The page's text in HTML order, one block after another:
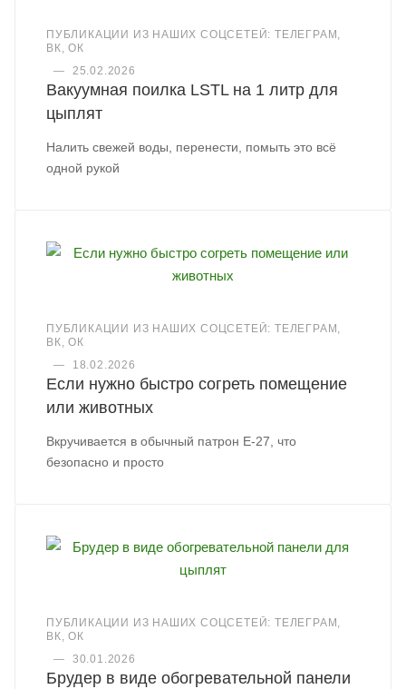
ПУБЛИКАЦИИ ИЗ НАШИХ СОЦСЕТЕЙ: ТЕЛЕГРАМ,
ВК, ОК
—
25.02.2026
Вакуумная поилка LSTL на 1 литр для
цыплят
Налить свежей воды, перенести, помыть это всё
одной рукой
ПУБЛИКАЦИИ ИЗ НАШИХ СОЦСЕТЕЙ: ТЕЛЕГРАМ,
ВК, ОК
—
18.02.2026
Если нужно быстро согреть помещение
или животных
Вкручивается в обычный патрон Е-27, что
безопасно и просто
ПУБЛИКАЦИИ ИЗ НАШИХ СОЦСЕТЕЙ: ТЕЛЕГРАМ,
ВК, ОК
—
30.01.2026
Брудер в виде обогревательной панели